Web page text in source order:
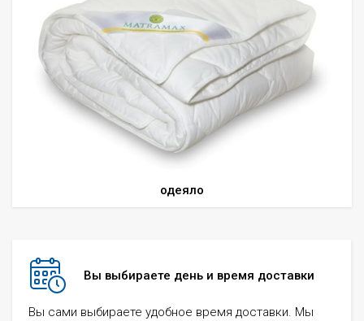
Вы выбираете день и время доставки
Вы сами выбираете удобное время доставки. Мы
одеяло